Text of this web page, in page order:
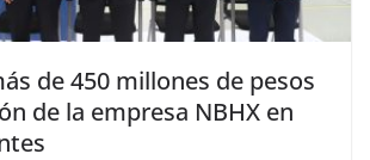
de 450 millones de pesos
de la empresa NBHX en